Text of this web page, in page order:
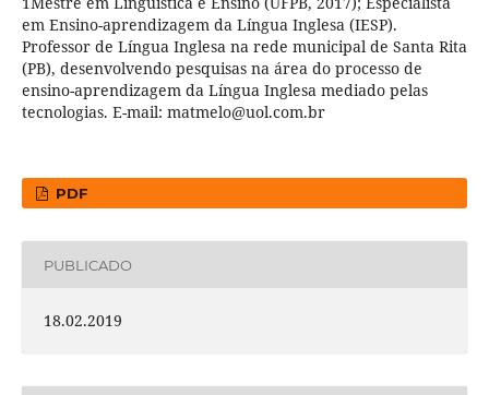
em Ensino-aprendizagem da Língua Inglesa (IESP).
Professor de Língua Inglesa na rede municipal de Santa Rita
(PB), desenvolvendo pesquisas na área do processo de
ensino-aprendizagem da Língua Inglesa mediado pelas
tecnologias. E-mail: matmelo@uol.com.br
PDF
PUBLICADO
18.02.2019